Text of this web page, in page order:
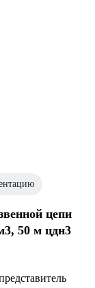
цепи
50 м цдн3